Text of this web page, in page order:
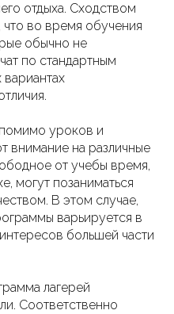
отдыха. Сходством
что во время обучения
обычно не
по стандартным
уроков и
внимание на различные
от учебы время,
могут позаниматься
В этом случае,
варьируется в
большей части
лагерей
Соответственно